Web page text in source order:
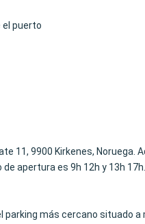
el puerto
11, 9900 Kirkenes,
apertura es 9h 12h y 13h 17h.
más cercano situado